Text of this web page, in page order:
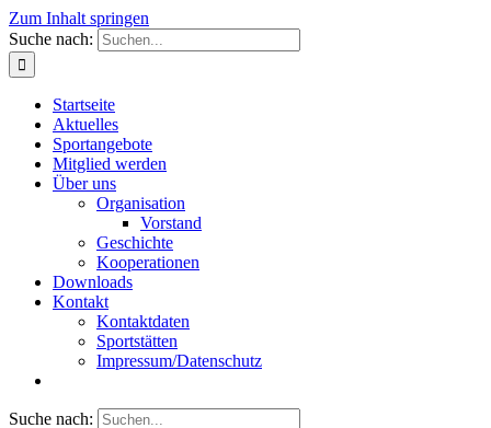
Zum Inhalt springen
Suche nach:
Startseite
Aktuelles
Sportangebote
Mitglied werden
Über uns
Organisation
Vorstand
Geschichte
Kooperationen
Downloads
Kontakt
Kontaktdaten
Sportstätten
Impressum/Datenschutz
Suche nach: